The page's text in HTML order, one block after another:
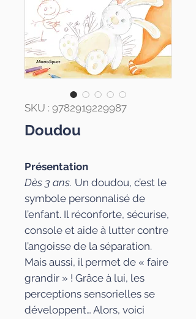
SKU : 9782919229987
Doudou
Présentation
Dès 3 ans. Un doudou, c’est le
symbole personnalisé de
l’enfant. Il réconforte, sécurise,
console et aide à lutter contre
l’angoisse de la séparation.
Mais aussi, il permet de « faire
grandir » ! Grâce à lui, les
perceptions sensorielles se
développent… Alors, voici